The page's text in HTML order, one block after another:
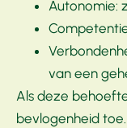
Autonomie:
van een
Als deze
bevlogenheid